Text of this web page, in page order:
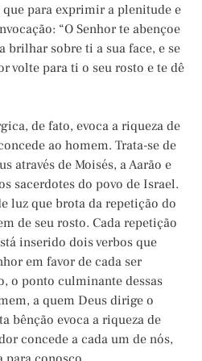
que para exprimir a plenitude e
“O Senhor te abençoe
brilhar sobre ti a sua face, e se
volte para ti o seu rosto e te dê
de fato, evoca a riqueza de
ao homem. Trata-se de
através de Moisés, a Aarão e
sacerdotes do povo de Israel.
luz que brota da repetição do
de seu rosto. Cada repetição
inserido dois verbos que
em favor de cada ser
o ponto culminante dessas
a quem Deus dirige o
bênção evoca a riqueza de
concede a cada um de nós,